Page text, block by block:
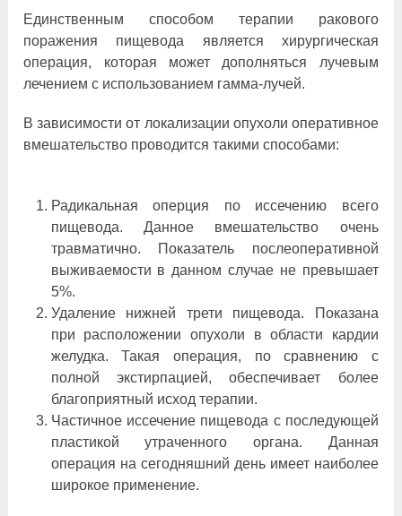
Единственным способом терапии ракового
поражения пищевода является хирургическая
операция, которая может дополняться лучевым
лечением с использованием гамма-лучей.
В зависимости от локализации опухоли оперативное
вмешательство проводится такими способами:
Радикальная оперция по иссечению всего
пищевода. Данное вмешательство очень
травматично. Показатель послеоперативной
выживаемости в данном случае не превышает
5%.
Удаление нижней трети пищевода. Показана
при расположении опухоли в области кардии
желудка. Такая операция, по сравнению с
полной экстирпацией, обеспечивает более
благоприятный исход терапии.
Частичное иссечение пищевода с последующей
пластикой утраченного органа. Данная
операция на сегодняшний день имеет наиболее
широкое применение.